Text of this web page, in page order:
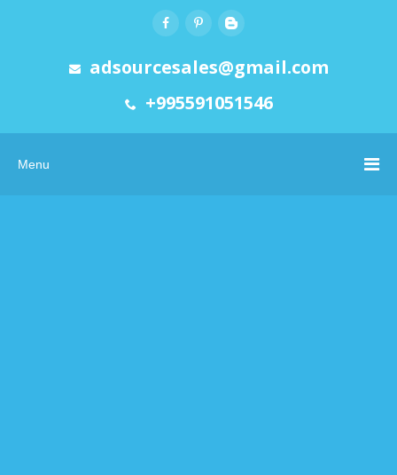
adsourcesales@gmail.com
+995591051546
Menu